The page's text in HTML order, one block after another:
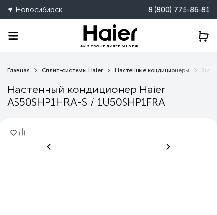
Новосибирск 8 (800) 775-86-81
AVIS GROUP ДИЛЕР №1 В РФ
Главная Сплит-системы Haier Настенные кондиционеры
Настенный кондиционер Haier
AS50SHP1HRA-S / 1U50SHP1FRA